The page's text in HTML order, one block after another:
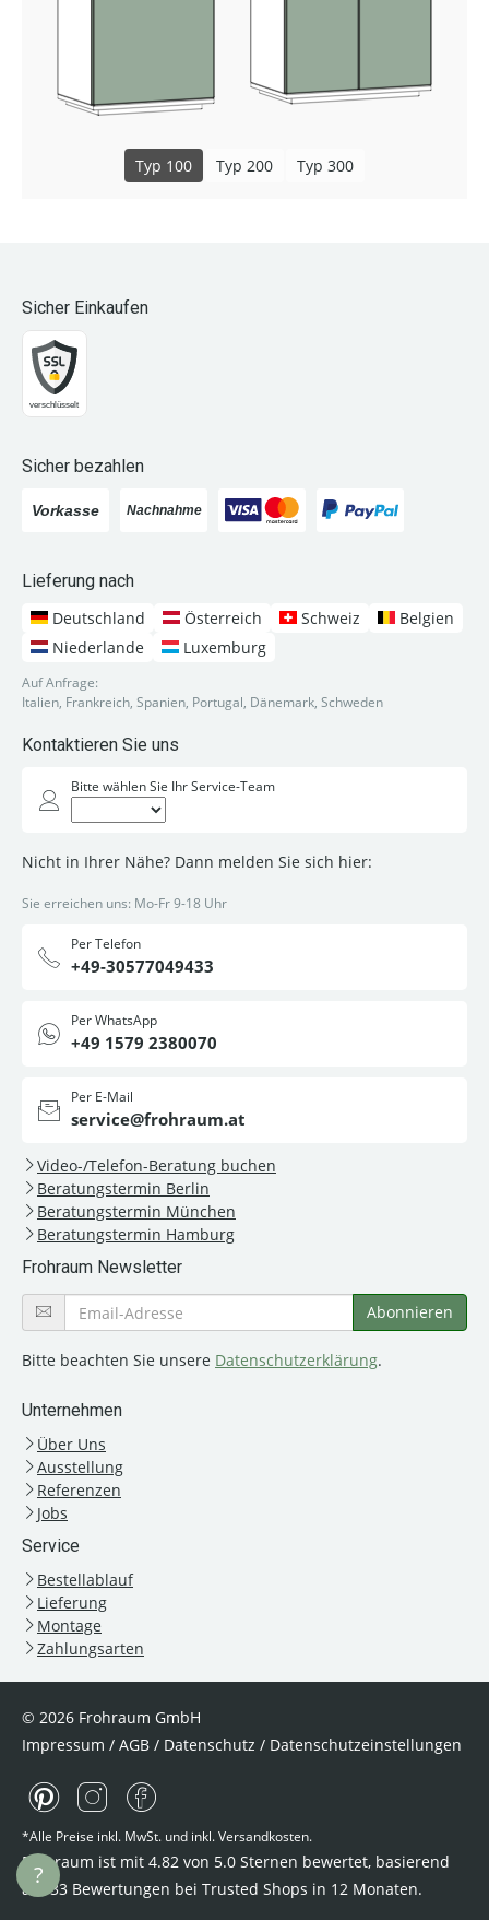
Typ 100 Typ 200 Typ 300
Sicher Einkaufen
Sicher bezahlen
Lieferung nach
Deutschland
Österreich Schweiz
Belgien
Niederlande
Luxemburg
Auf Anfrage:
Italien, Frankreich, Spanien, Portugal, Dänemark, Schweden
Kontaktieren Sie uns
Bitte wählen Sie Ihr Service-Team
Nicht in Ihrer Nähe? Dann melden Sie sich hier:
Sie erreichen uns: Mo-Fr 9-18 Uhr
Per Telefon
+49-30577049433
Per WhatsApp
+49 1579 2380070
Per E-Mail
service@frohraum.at
Video-/Telefon-Beratung buchen
Beratungstermin Berlin
Beratungstermin München
Beratungstermin Hamburg
Frohraum Newsletter
Bitte beachten Sie unsere Datenschutzerklärung.
Unternehmen
Über Uns
Ausstellung
Referenzen
Jobs
Service
Bestellablauf
Lieferung
Montage
Zahlungsarten
© 2026 Frohraum GmbH
Impressum / AGB / Datenschutz / Datenschutzeinstellungen
*Alle Preise inkl. MwSt. und inkl. Versandkosten.
Frohraum ist mit 4.82 von 5.0 Sternen bewertet, basierend
auf33 Bewertungen bei Trusted Shops in 12 Monaten.
?